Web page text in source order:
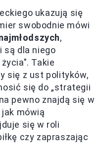
ukazują się
swobodnie mówi
,
są dla niego
Takie
się z ust polityków,
się do „strategii
pewno znajdą się w
mówią
się w roli
czy zapraszając